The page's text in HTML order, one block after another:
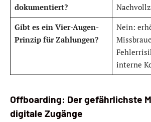
dokumentiert?
Gibt es ein Vier-Augen-
Prinzip für Zahlungen?
Nein:
interne
Offboarding: Der gefährlichste
digitale Zugänge